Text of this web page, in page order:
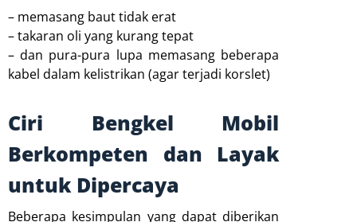
– memasang baut tidak erat
– takaran oli yang kurang tepat
– dan pura-pura lupa memasang beberapa
kabel dalam kelistrikan (agar terjadi korslet)
Ciri Bengkel Mobil
Berkompeten dan Layak
untuk Dipercaya
Beberapa kesimpulan yang dapat diberikan